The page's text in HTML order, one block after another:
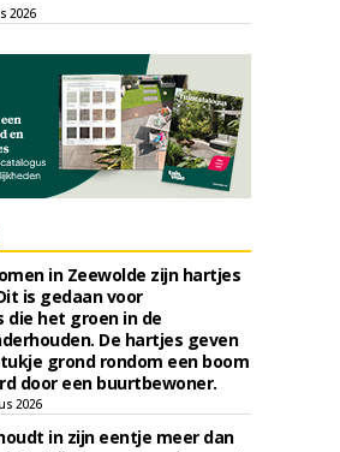
2026
in Zeewolde zijn hartjes
is gedaan voor
die het groen in de
De hartjes geven
grond rondom een boom
door een buurtbewoner.
2026
in zijn eentje meer dan